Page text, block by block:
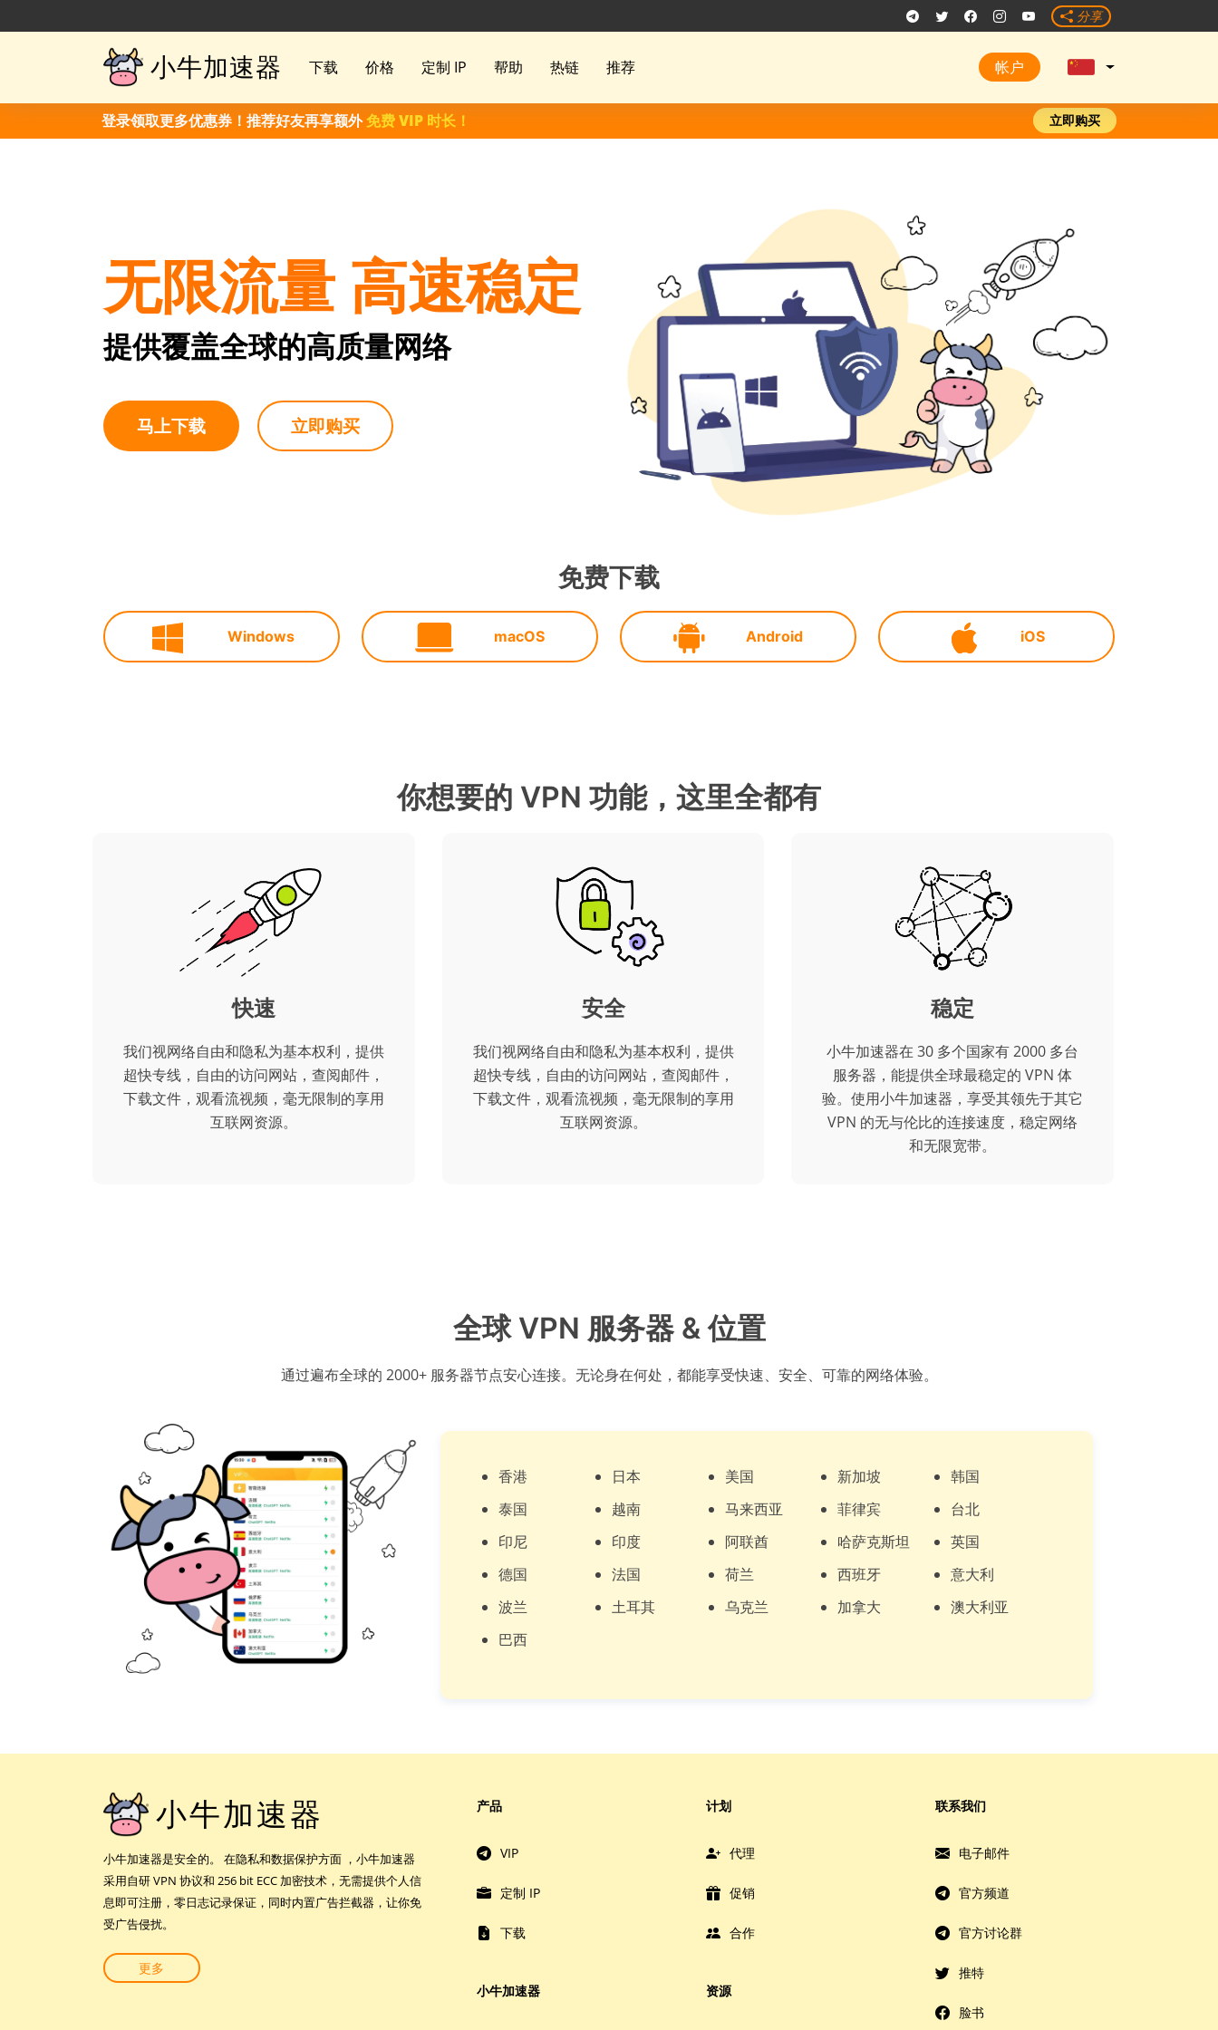
小牛加速器 下载 价格 定制 IP 帮助 热链 推荐 帐户
分享
登录领取更多优惠券！推荐好友再享额外免费 VIP 时长！ 立即购买
无限流量 高速稳定
提供覆盖全球的高质量网络
马上下载 立即购买
免费下载
Windows macOS Android iOS
你想要的 VPN 功能，这里全都有
快速
我们视网络自由和隐私为基本权利，提供
超快专线，自由的访问网站，查阅邮件，
下载文件，观看流视频，毫无限制的享用
互联网资源。
安全
我们视网络自由和隐私为基本权利，提供
超快专线，自由的访问网站，查阅邮件，
下载文件，观看流视频，毫无限制的享用
互联网资源。
稳定
小牛加速器在 30 多个国家有 2000 多台
服务器，能提供全球最稳定的 VPN 体
验。使用小牛加速器，享受其领先于其它
VPN 的无与伦比的连接速度，稳定网络
和无限宽带。
全球 VPN 服务器 & 位置
通过遍布全球的 2000+ 服务器节点安心连接。无论身在何处，都能享受快速、安全、可靠的网络体验。
香港 日本 美国 新加坡
韩国
泰国
越南 马来西亚 菲律宾
台北
印尼
印度 阿联酋 哈萨克斯坦
英国
德国
法国 荷兰 西班牙
意大利
波兰
土耳其 乌克兰 加拿大
澳大利亚
巴西
小牛加速器
小牛加速器是安全的。 在隐私和数据保护方面 ，小牛加速器
采用自研 VPN 协议和 256 bit ECC 加密技术，无需提供个人信
息即可注册，零日志记录保证，同时内置广告拦截器，让你免
受广告侵扰。
更多
产品
VIP
定制 IP
下载
小牛加速器
计划
代理
促销
合作
资源
联系我们
电子邮件
官方频道
官方讨论群
推特
脸书